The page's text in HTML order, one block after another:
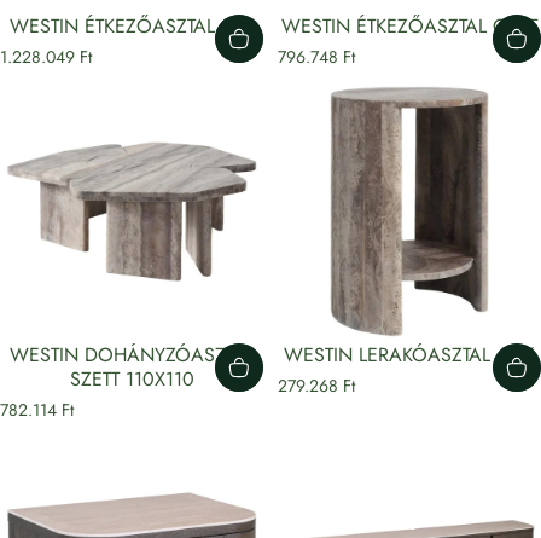
WESTIN ÉTKEZŐASZTAL 230
1.228.049 Ft
WESTIN ÉTKEZŐASZTAL Ø135
796.748 Ft
WESTIN DOHÁNYZÓASZTAL
SZETT 110X110
782.114 Ft
WESTIN LERAKÓASZTAL 40Ø
279.268 Ft